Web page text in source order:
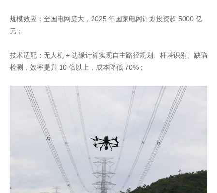
规模效应：全国电网庞大，2025 年国家电网计划投资超 5000 亿
元；
技术适配：无人机 + 边缘计算实现自主路径规划、杆塔识别、缺陷
检测，效率提升 10 倍以上，成本降低 70%；